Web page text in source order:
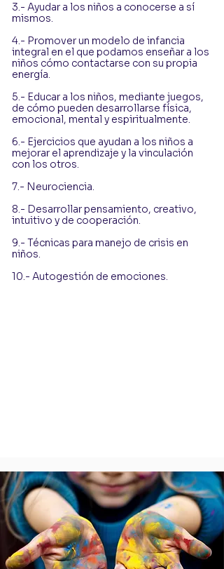
3.- Ayudar a los niños a conocerse a sí
mismos.
4.- Promover un modelo de infancia
integral en el que podamos enseñar a los
niños cómo contactarse con su propia
energía.
5.- Educar a los niños, mediante juegos,
de cómo pueden desarrollarse física,
emocional, mental y espiritualmente.
6.- Ejercicios que ayudan a los niños a
mejorar el aprendizaje y la vinculación
con los otros.
7.- Neurociencia.
8.- Desarrollar pensamiento, creativo,
intuitivo y de cooperación.
9.- Técnicas para manejo de crisis en
niños.
10.- Autogestión de emociones.